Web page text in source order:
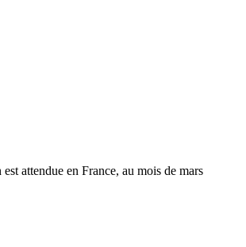
attendue en France, au mois de mars